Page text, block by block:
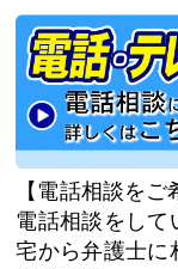
【電話相談をご
電話相談をして
宅から弁護士に